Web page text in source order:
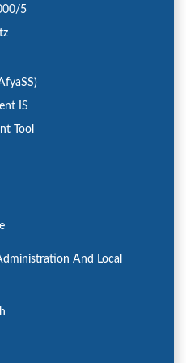
5
IS
Tool
And Local